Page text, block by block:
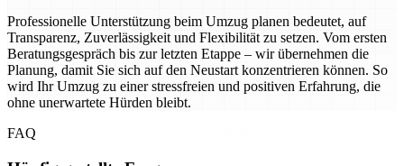
Professionelle Unterstützung beim Umzug planen bedeutet, auf
Transparenz, Zuverlässigkeit und Flexibilität zu setzen. Vom ersten
Beratungsgespräch bis zur letzten Etappe – wir übernehmen die
Planung, damit Sie sich auf den Neustart konzentrieren können. So
wird Ihr Umzug zu einer stressfreien und positiven Erfahrung, die
ohne unerwartete Hürden bleibt.
FAQ